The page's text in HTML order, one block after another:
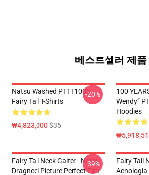
베스트셀러 제품
Natsu Washed PTTT1005
Fairy Tail T-Shirts
₩4,823,000$35
-20%
100
Wendy”
Hoodies
Fairy Tail Neck Gaiter - Natsu
Dragneel Picture Perfect Fire
-39%
Fairy Tail
Acnologia